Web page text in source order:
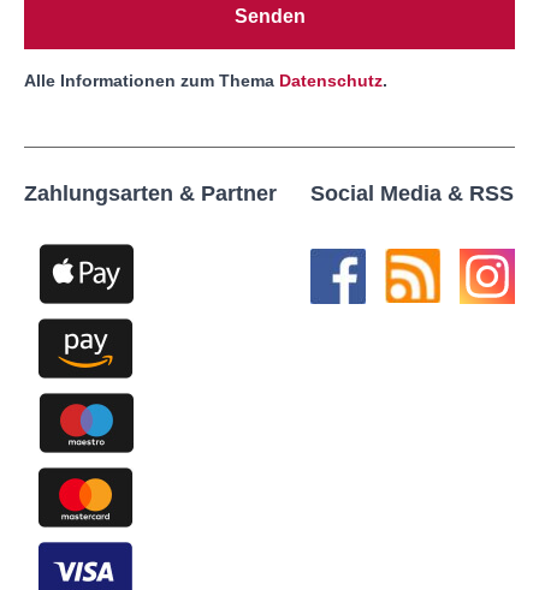
Senden
Alle Informationen zum Thema Datenschutz.
Zahlungsarten & Partner Social Media & RSS